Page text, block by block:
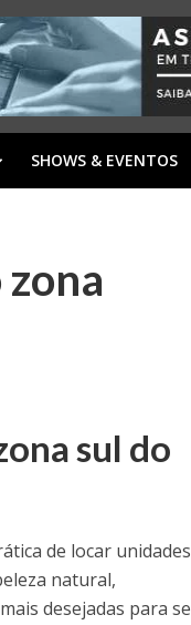
SHOWS & EVENTOS
sul do
de locar unidades
natural,
desejadas para se